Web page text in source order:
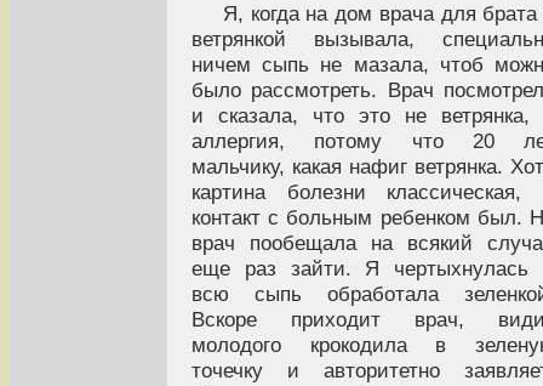
Я, когда на дом врача для брата
ветрянкой вызывала,
ничем сыпь не мазала, чтоб
было рассмотреть. Врач
и сказала, что это не ветрянка,
аллергия, потому что 20
мальчику, какая нафиг ветрянка.
картина болезни классическая,
контакт с больным ребенком был.
врач пообещала на всякий
еще раз зайти. Я чертыхнулась
всю сыпь обработала
Вскоре приходит врач,
молодого крокодила в
точечку и авторитетно